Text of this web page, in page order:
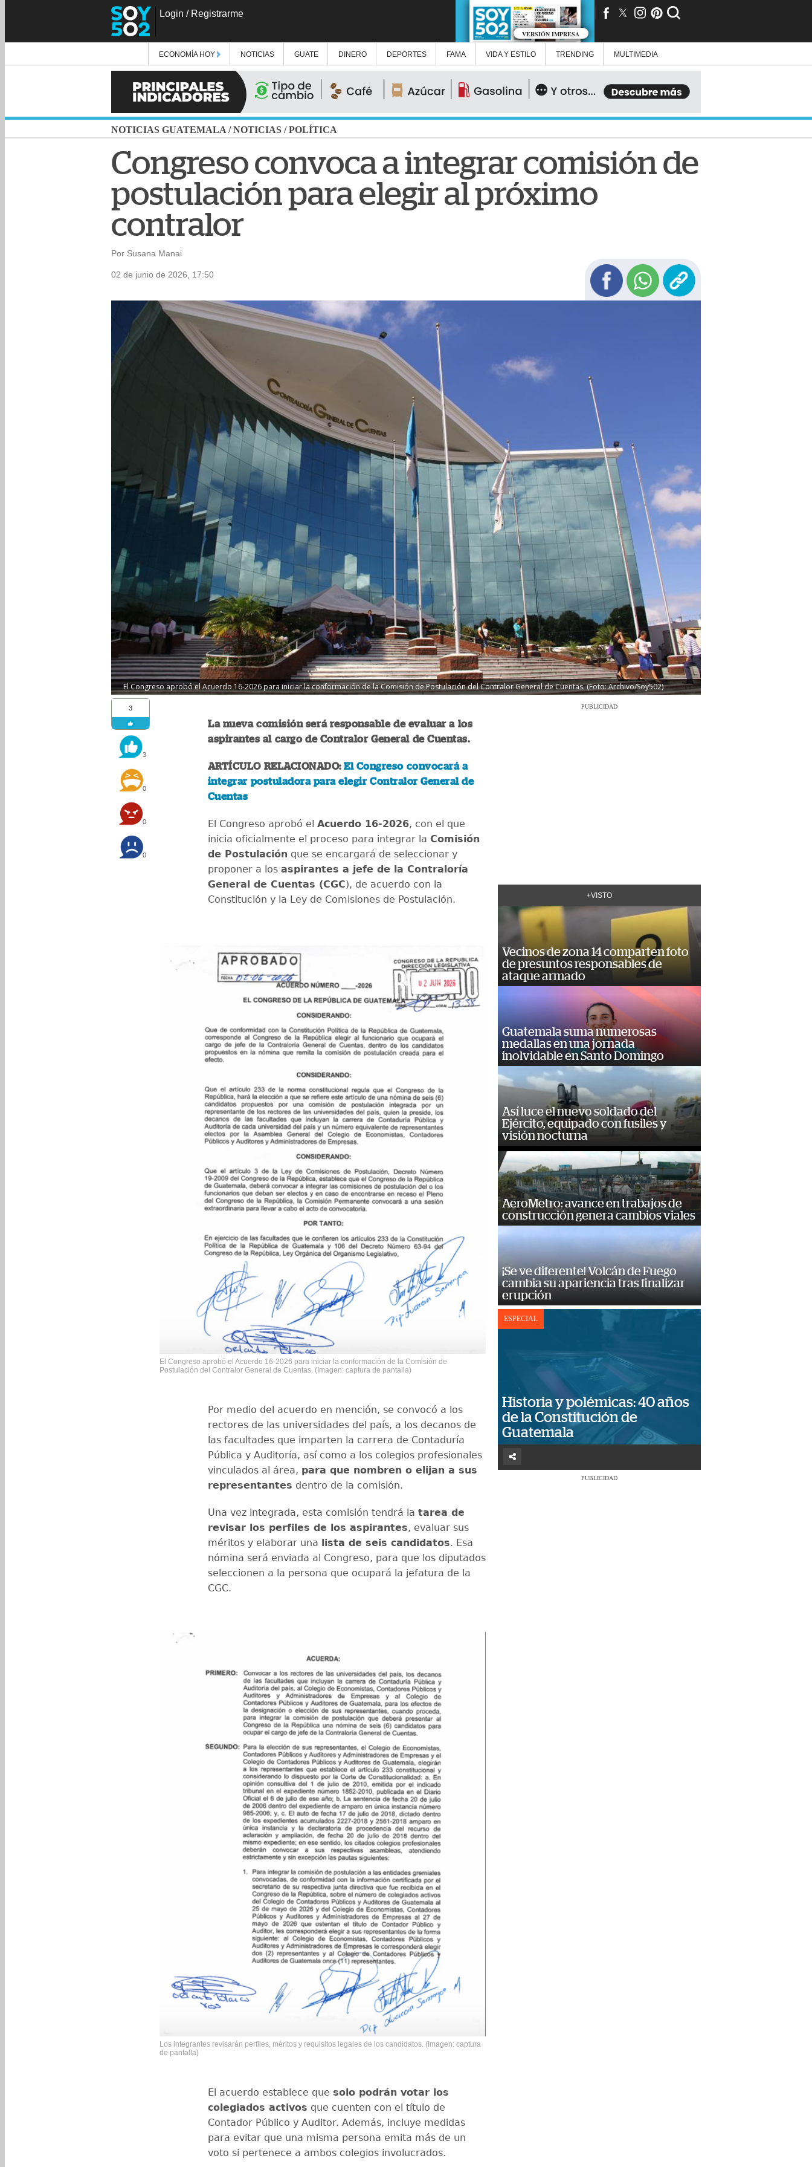
Login / Registrarme
VERSIÓN IMPRESA
ECONOMÍA HOY NOTICIAS GUATE DINERO DEPORTES FAMA VIDA Y ESTILO TRENDING MULTIMEDIA
NOTICIAS GUATEMALA /NOTICIAS /POLÍTICA
Congreso convoca a integrar comisión de
postulación para elegir al próximo
contralor
Por Susana Manai
02 de junio de 2026, 17:50
El Congreso aprobó el Acuerdo 16-2026 para iniciar la conformación de la Comisión de Postulación del Contralor General de Cuentas. (Foto: Archivo/Soy502)
3
3
0
0
0
La nueva comisión será responsable de evaluar a los
aspirantes al cargo de Contralor General de Cuentas.
ARTÍCULO RELACIONADO:El Congreso convocará a
integrar postuladora para elegir Contralor General de
Cuentas
El Congreso aprobó el Acuerdo 16-2026, con el que
inicia oficialmente el proceso para integrar la Comisión
de Postulación que se encargará de seleccionar y
proponer a los aspirantes a jefe de la Contraloría
General de Cuentas (CGC), de acuerdo con la
Constitución y la Ley de Comisiones de Postulación.
El Congreso aprobó el Acuerdo 16-2026 para iniciar la conformación de la Comisión de
Postulación del Contralor General de Cuentas. (Imagen: captura de pantalla)
Por medio del acuerdo en mención, se convocó a los
rectores de las universidades del país, a los decanos de
las facultades que imparten la carrera de Contaduría
Pública y Auditoría, así como a los colegios profesionales
vinculados al área, para que nombren o elijan a sus
representantes dentro de la comisión.
Una vez integrada, esta comisión tendrá la tarea de
revisar los perfiles de los aspirantes, evaluar sus
méritos y elaborar una
lista de seis candidatos. Esa
nómina será enviada al Congreso, para que los diputados
seleccionen a la persona que ocupará la jefatura de la
CGC.
Los integrantes revisarán perfiles, méritos y requisitos legales de los candidatos. (Imagen: captura
de pantalla)
El acuerdo establece que solo podrán votar los
colegiados activos que cuenten con el título de
Contador Público y Auditor. Además, incluye medidas
para evitar que una misma persona emita más de un
voto si pertenece a ambos colegios involucrados.
PUBLICIDAD
+VISTO
Vecinos de zona 14 comparten foto
de presuntos responsables de
ataque armado
Guatemala suma numerosas
medallas en una jornada
inolvidable en Santo Domingo
Así luce el nuevo soldado del
Ejército, equipado con fusiles y
visión nocturna
AeroMetro: avance en trabajos de
construcción genera cambios viales
¡Se ve diferente! Volcán de Fuego
cambia su apariencia tras finalizar
erupción
ESPECIAL
Historia y polémicas: 40 años
de la Constitución de
Guatemala
PUBLICIDAD